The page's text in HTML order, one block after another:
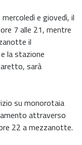
e giovedì, il
7 alle 21, mentre
il
la stazione
sarà
su monorotaia
attraverso
22 a mezzanotte.